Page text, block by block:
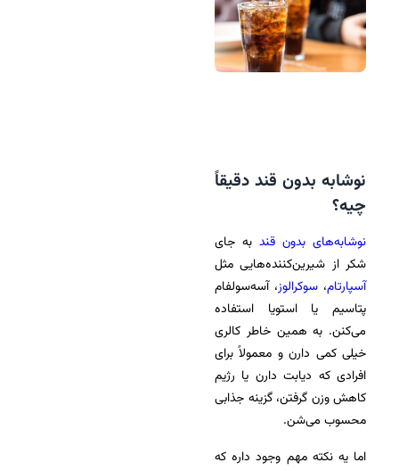
نوشابه بدون قند دقیقاً
چیه؟
نوشابه‌های بدون قند به جای
شکر از شیرین‌کننده‌هایی مثل
آسپارتام، سوکرالوز، آسه‌سولفام
پتاسیم یا استویا استفاده
می‌کنن. به همین خاطر کالری
خیلی کمی دارن و معمولاً برای
افرادی که دیابت دارن یا رژیم
کاهش وزن گرفتن، گزینه جذابی
محسوب می‌شن.
اما یه نکته مهم وجود داره که